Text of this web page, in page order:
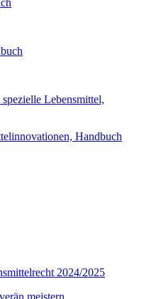
Lebensmittel,
Handbuch
2024/2025
meistern